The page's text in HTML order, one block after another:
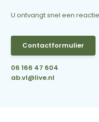
U ontvangt snel een
Contactformulier
06 166 47 604
ab.vl@live.nl